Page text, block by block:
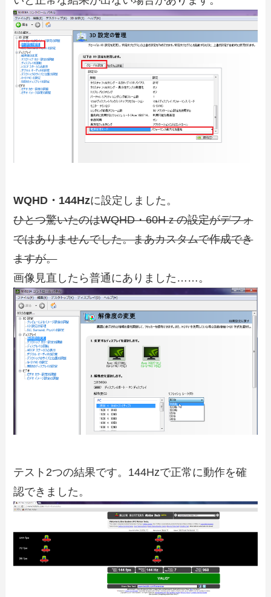
WQHD・144Hzに設定しました。
ひとつ驚いたのはWQHD・60Hｚの設定がデフォ
ではありませんでした。まあカスタムで作成でき
ますが。
画像見直したら普通にありました……。
テスト2つの結果です。144Hzで正常に動作を確
認できました。